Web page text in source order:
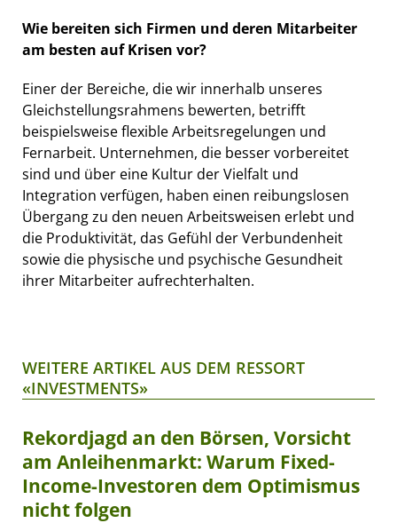
Wie bereiten sich Firmen und deren Mitarbeiter
am besten auf Krisen vor?
Einer der Bereiche, die wir innerhalb unseres
Gleichstellungsrahmens bewerten, betrifft
beispielsweise flexible Arbeitsregelungen und
Fernarbeit. Unternehmen, die besser vorbereitet
sind und über eine Kultur der Vielfalt und
Integration verfügen, haben einen reibungslosen
Übergang zu den neuen Arbeitsweisen erlebt und
die Produktivität, das Gefühl der Verbundenheit
sowie die physische und psychische Gesundheit
ihrer Mitarbeiter aufrechterhalten.
WEITERE ARTIKEL AUS DEM RESSORT
«INVESTMENTS»
Rekordjagd an den Börsen, Vorsicht
am Anleihenmarkt: Warum Fixed-
Income-Investoren dem Optimismus
nicht folgen